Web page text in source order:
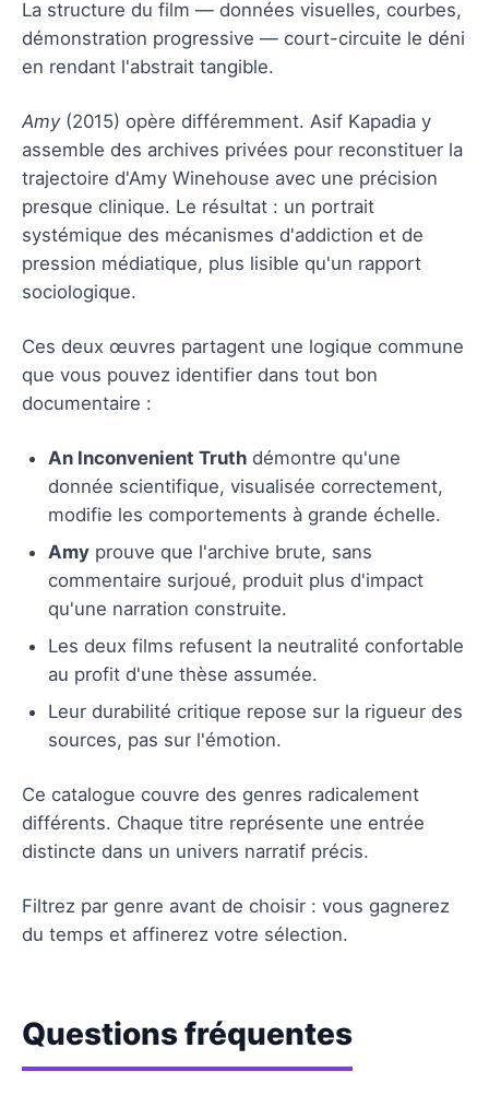
La structure du film — données visuelles, courbes,
démonstration progressive — court-circuite le déni
en rendant l'abstrait tangible.
Amy(2015) opère différemment. Asif Kapadia y
assemble des archives privées pour reconstituer la
trajectoire d'Amy Winehouse avec une précision
presque clinique. Le résultat : un portrait
systémique des mécanismes d'addiction et de
pression médiatique, plus lisible qu'un rapport
sociologique.
Ces deux œuvres partagent une logique commune
que vous pouvez identifier dans tout bon
documentaire :
An Inconvenient Truth démontre qu'une
donnée scientifique, visualisée correctement,
modifie les comportements à grande échelle.
Amy prouve que l'archive brute, sans
commentaire surjoué, produit plus d'impact
qu'une narration construite.
Les deux films refusent la neutralité confortable
au profit d'une thèse assumée.
Leur durabilité critique repose sur la rigueur des
sources, pas sur l'émotion.
Ce catalogue couvre des genres radicalement
différents. Chaque titre représente une entrée
distincte dans un univers narratif précis.
Filtrez par genre avant de choisir : vous gagnerez
du temps et affinerez votre sélection.
Questions fréquentes